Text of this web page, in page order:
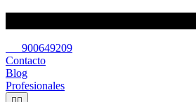
900649209
Contacto
Blog
Profesionales